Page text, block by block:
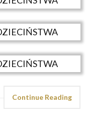
Continue Reading